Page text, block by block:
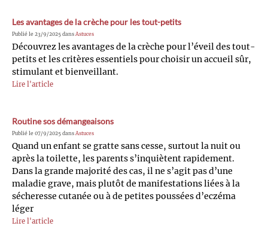
Les avantages de la crèche pour les tout-petits
Publié le 23/9/2025 dans Astuces
Découvrez les avantages de la crèche pour l’éveil des tout-
petits et les critères essentiels pour choisir un accueil sûr,
stimulant et bienveillant.
Lire l'article
Routine sos démangeaisons
Publié le 07/9/2025 dans Astuces
Quand un enfant se gratte sans cesse, surtout la nuit ou
après la toilette, les parents s’inquiètent rapidement.
Dans la grande majorité des cas, il ne s’agit pas d’une
maladie grave, mais plutôt de manifestations liées à la
sécheresse cutanée ou à de petites poussées d’eczéma
léger
Lire l'article